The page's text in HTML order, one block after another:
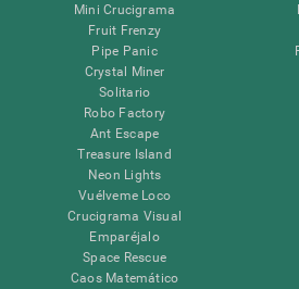
Mini Crucigrama
Fruit Frenzy
Pipe Panic
Crystal Miner
Solitario
Robo Factory
Ant Escape
Treasure Island
Neon Lights
Vuélveme Loco
Crucigrama Visual
Emparéjalo
Space Rescue
Caos Matemático